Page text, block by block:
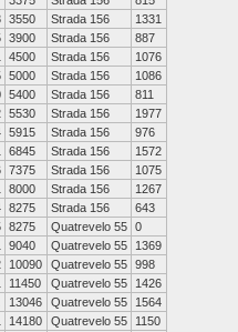
3550 Strada 156
1331
3900 Strada 156
887
4500 Strada 156
1076
5000 Strada 156
1086
5400 Strada 156
811
5530 Strada 156
1977
5915 Strada 156
976
6845 Strada 156
1572
7375 Strada 156
1075
8000 Strada 156
1267
8275 Strada 156
643
8275 Quatrevelo 55 0
9040 Quatrevelo 55
1369
10090 Quatrevelo 55 998
11450 Quatrevelo 55
1426
13046 Quatrevelo 55
1564
14180 Quatrevelo 55
1150